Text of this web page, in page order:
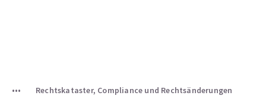
Rechtskataster, Compliance und Rechtsänderungen